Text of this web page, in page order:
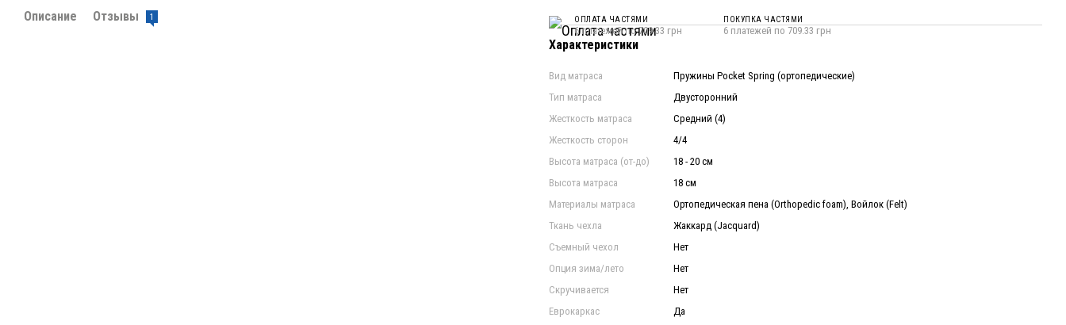
Описание Отзывы 1 ОПЛАТА ЧАСТЯМИ
6 платежей по 709.33 грн
ПОКУПКА ЧАСТЯМИ
6 платежей по 709.33 грн
Характеристики
Вид матраса
Пружины Pocket Spring (ортопедические)
Тип матраса
Двусторонний
Жесткость матраса
Средний (4)
Жесткость сторон
4/4
Высота матраса (от-до)
18 - 20 см
Высота матраса
18 см
Материалы матраса
Ортопедическая пена (Orthopedic foam), Войлок (Felt)
Ткань чехла
Жаккард (Jacquard)
Съемный чехол
Нет
Опция зима/лето
Нет
Скручивается
Нет
Еврокаркас
Да